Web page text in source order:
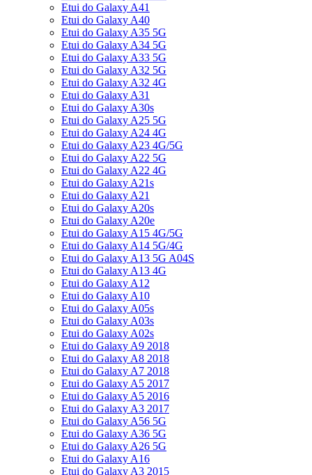
Etui do Galaxy A41
Etui do Galaxy A40
Etui do Galaxy A35 5G
Etui do Galaxy A34 5G
Etui do Galaxy A33 5G
Etui do Galaxy A32 5G
Etui do Galaxy A32 4G
Etui do Galaxy A31
Etui do Galaxy A30s
Etui do Galaxy A25 5G
Etui do Galaxy A24 4G
Etui do Galaxy A23 4G/5G
Etui do Galaxy A22 5G
Etui do Galaxy A22 4G
Etui do Galaxy A21s
Etui do Galaxy A21
Etui do Galaxy A20s
Etui do Galaxy A20e
Etui do Galaxy A15 4G/5G
Etui do Galaxy A14 5G/4G
Etui do Galaxy A13 5G A04S
Etui do Galaxy A13 4G
Etui do Galaxy A12
Etui do Galaxy A10
Etui do Galaxy A05s
Etui do Galaxy A03s
Etui do Galaxy A02s
Etui do Galaxy A9 2018
Etui do Galaxy A8 2018
Etui do Galaxy A7 2018
Etui do Galaxy A5 2017
Etui do Galaxy A5 2016
Etui do Galaxy A3 2017
Etui do Galaxy A56 5G
Etui do Galaxy A36 5G
Etui do Galaxy A26 5G
Etui do Galaxy A16
Etui do Galaxy A3 2015